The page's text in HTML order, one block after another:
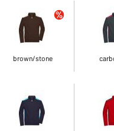
brown/stone